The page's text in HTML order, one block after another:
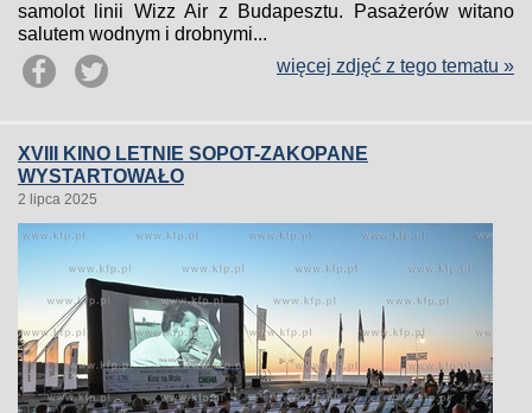
samolot linii Wizz Air z Budapesztu. Pasażerów witano
salutem wodnym i drobnymi...
więcej zdjęć z tego tematu »
XVIII KINO LETNIE SOPOT-ZAKOPANE
WYSTARTOWAŁO
2 lipca 2025